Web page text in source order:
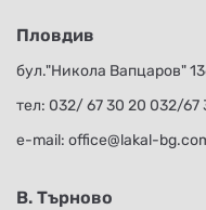
Пловдив
бул."Никола Вапцаров"
тел: 032/ 67 30 20 032/67
е-mail: office@lakal-
В. Търново